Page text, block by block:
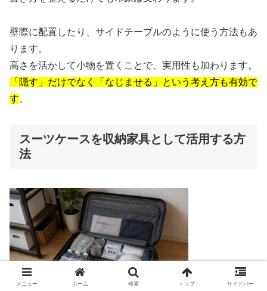
壁際に配置したり、サイドテーブルのように使う方法もあ
ります。
高さを活かして小物を置くことで、実用性も加わります。
「隠す」だけでなく「なじませる」という考え方も有効で
す。
スーツケースを収納家具として活用する方
法
メニュー ホーム 検索 トップ サイドバー